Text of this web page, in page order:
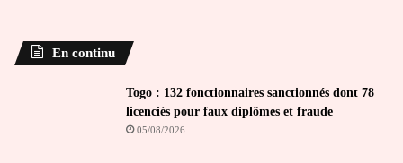
En continu
Togo : 132 fonctionnaires sanctionnés dont 78
licenciés pour faux diplômes et fraude
05/08/2026